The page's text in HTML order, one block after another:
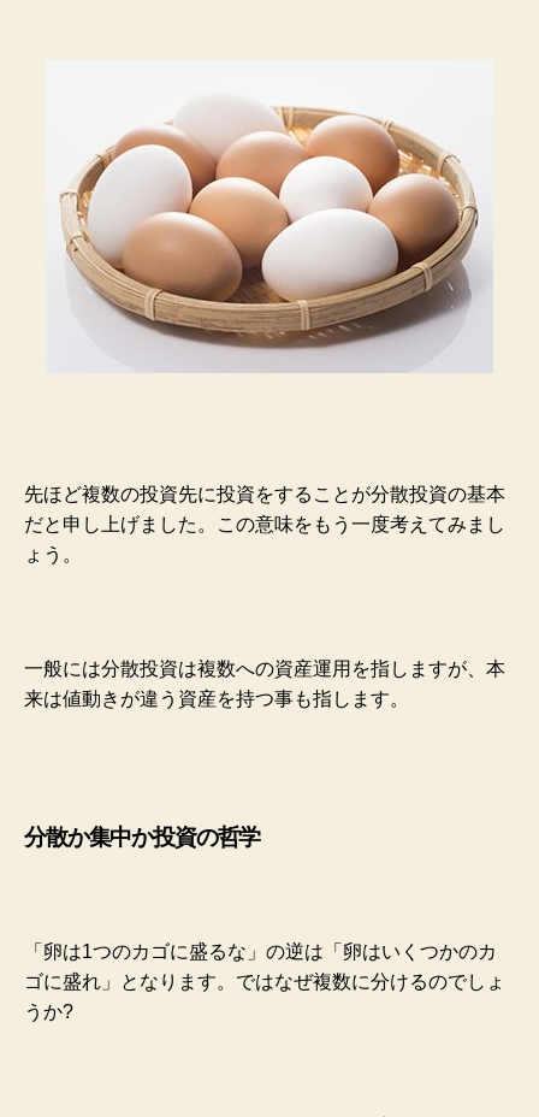
先ほど複数の投資先に投資をすることが分散投資の基本
だと申し上げました。この意味をもう一度考えてみまし
ょう。
一般には分散投資は複数への資産運用を指しますが、本
来は値動きが違う資産を持つ事も指します。
分散か集中か投資の哲学
「卵は1つのカゴに盛るな」の逆は「卵はいくつかのカ
ゴに盛れ」となります。ではなぜ複数に分けるのでしょ
うか?